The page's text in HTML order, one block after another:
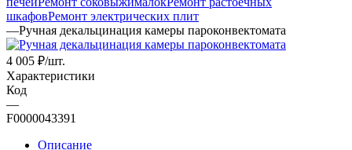
шкафовРемонт электрических плит
—Ручная декальцинация камеры пароконвектомата
4 005 ₽/шт.
Характеристики
Код
—
F0000043391
Описание